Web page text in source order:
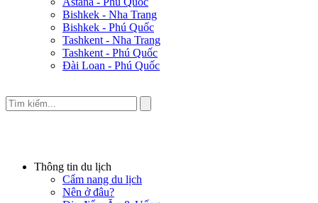
Bishkek - Nha Trang
Bishkek - Phú Quốc
Tashkent - Nha Trang
Tashkent - Phú Quốc
Đài Loan - Phú Quốc
Thông tin du lịch
Cẩm nang du lịch
Nên ở đâu?